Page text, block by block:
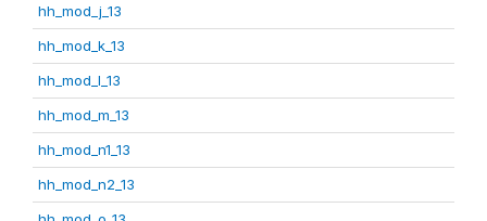
hh_mod_j_13
hh_mod_k_13
hh_mod_l_13
hh_mod_m_13
hh_mod_n1_13
hh_mod_n2_13